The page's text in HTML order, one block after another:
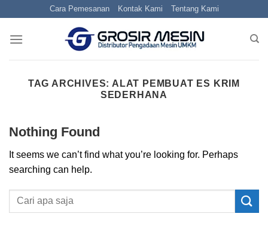
content
Cara Pemesanan Kontak Kami Tentang Kami
TAG ARCHIVES: ALAT PEMBUAT ES KRIM
SEDERHANA
Nothing Found
It seems we can’t find what you’re looking for. Perhaps
searching can help.